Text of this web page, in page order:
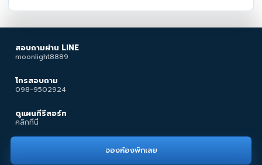
สอบถามผ่าน LINE
moonlight8889
โทรสอบถาม
098-9502924
ดูแผนที่รีสอร์ท
คลิกที่นี่
จองห้องพักเลย